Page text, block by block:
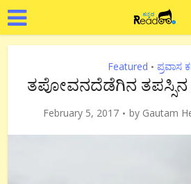
Featured • ಪ್ರವಾಸ
ತಪೋವನದೆಡೆಗಿನ
February 5, 2017 by Gautam